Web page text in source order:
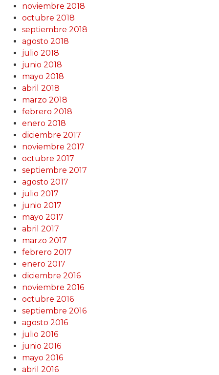
noviembre 2018
octubre 2018
septiembre 2018
agosto 2018
julio 2018
junio 2018
mayo 2018
abril 2018
marzo 2018
febrero 2018
enero 2018
diciembre 2017
noviembre 2017
octubre 2017
septiembre 2017
agosto 2017
julio 2017
junio 2017
mayo 2017
abril 2017
marzo 2017
febrero 2017
enero 2017
diciembre 2016
noviembre 2016
octubre 2016
septiembre 2016
agosto 2016
julio 2016
junio 2016
mayo 2016
abril 2016